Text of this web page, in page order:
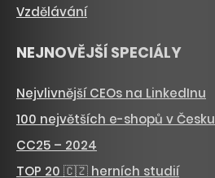
Vzdělávání
NEJNOVĚJŠÍ SPECIÁLY
Nejvlivnější CEOs na LinkedInu
100 největších e-shopů v Česku
CC25 – 2024
TOP 20 🇨🇿 herních studií